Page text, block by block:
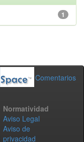
1
Comentarios
Normatividad
Aviso Legal
Aviso de
privacidad